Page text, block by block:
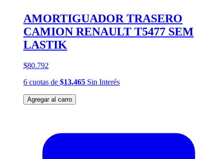
AMORTIGUADOR TRASERO
CAMION RENAULT T5477 SEM
LASTIK
$80.792
6 cuotas de $13.465 Sin Interés
Agregar al carro